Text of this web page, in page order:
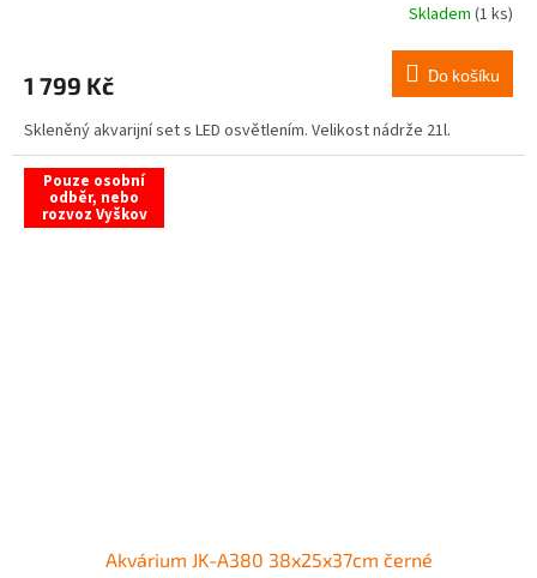
Skladem (1 ks)
1 799 Kč Do košíku
Skleněný akvarijní set s LED osvětlením. Velikost nádrže 21l.
Pouze osobní
odběr, nebo
rozvoz Vyškov
Akvárium JK-A380 38x25x37cm černé